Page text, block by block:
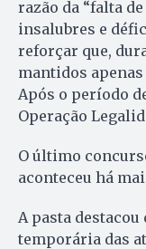
razão da “falta
insalubres e
reforçar que,
mantidos
Após o período
Operação
O último
aconteceu há
A pasta
temporária das